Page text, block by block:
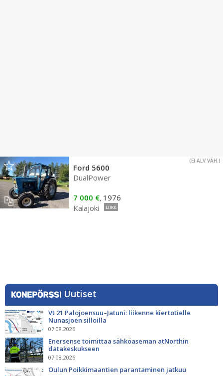
(EI ALV VÄH.)
Ford 5600
DualPower
7 000 €, 1976
Kalajoki
LIIKE
Uutiset
Vt 21 Palojoensuu–Jatuni: liikenne kiertotielle
Nunasjoen silloilla
07.08.2026
Enersense toimittaa sähköaseman atNorthin
datakeskukseen
07.08.2026
Oulun Poikkimaantien parantaminen jatkuu